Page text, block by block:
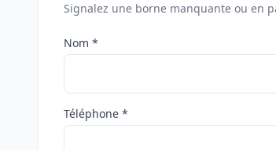
Signalez une borne manquante ou en
Nom *
Téléphone *